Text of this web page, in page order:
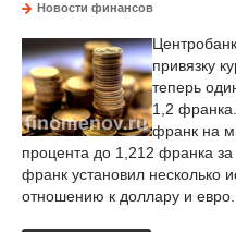
Новости финансов
привязку
теперь
1,2
франк на
процента до 1,212 франка
франк установил несколько
отношению к доллару и евро.